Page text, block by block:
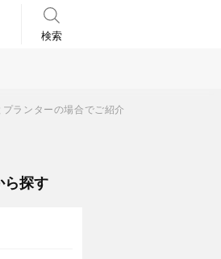
検索
ランターの場合でご紹介
ら探す